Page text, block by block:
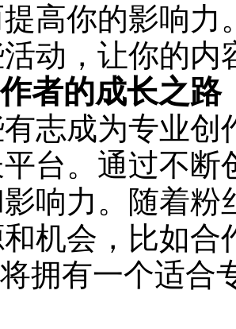
高你的影响力
动，让你的内
者的成长之路
志成为专业创
台。通过不
响力。随着
机会，比如合
拥有一个适合